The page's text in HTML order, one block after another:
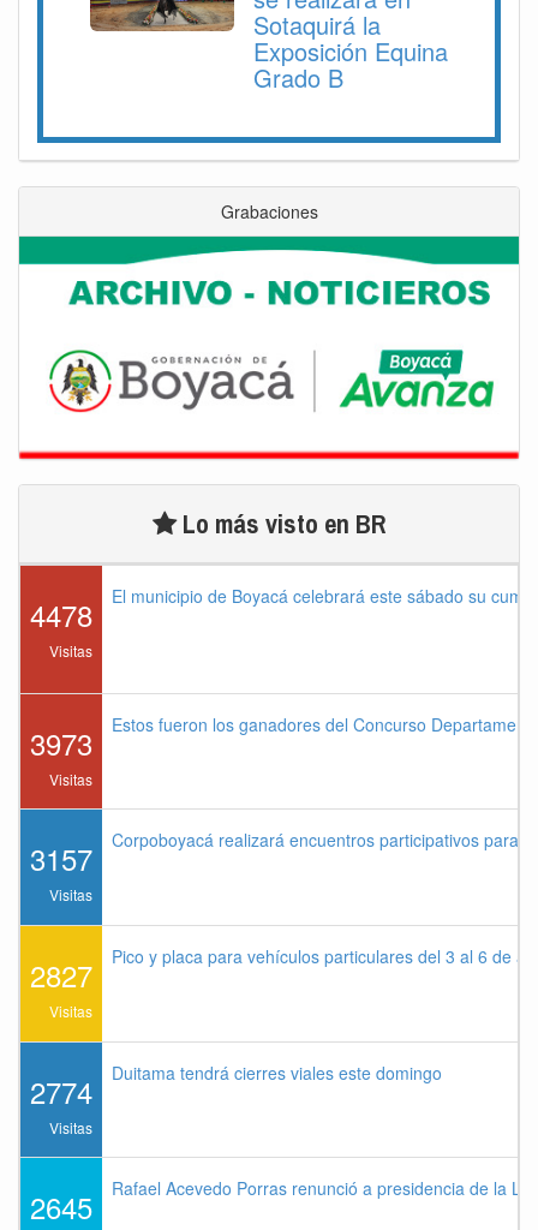
Sotaquirá la
Exposición Equina
Grado B
Grabaciones
Lo más visto en BR
4478
Visitas
El municipio de Boyacá celebrará este sábado su
3973
Visitas
Estos fueron los ganadores del Concurso
3157
Visitas
Corpoboyacá realizará encuentros participativos para
2827
Visitas
Pico y placa para vehículos particulares del 3 al 6 de
2774
Visitas
Duitama tendrá cierres viales este domingo
2645 Rafael Acevedo Porras renunció a presidencia de la